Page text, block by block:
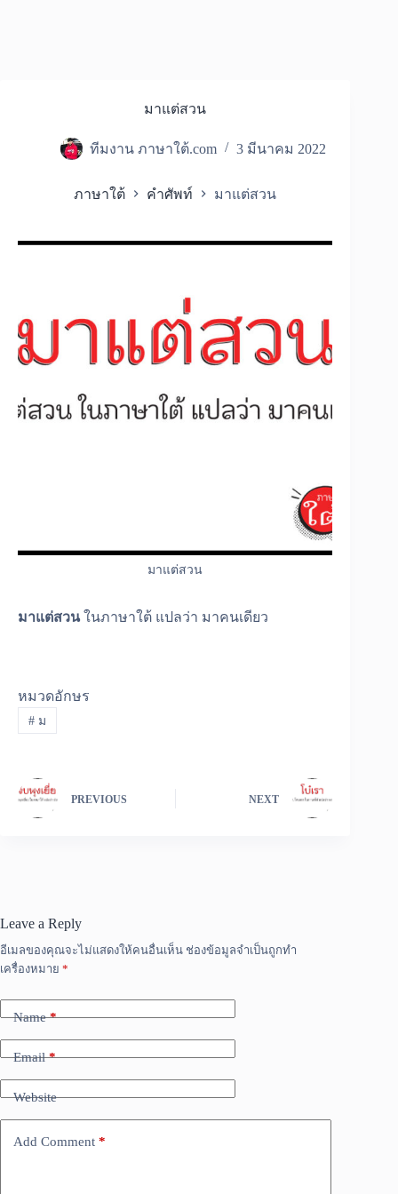
มาแต่สวน
ทีมงาน ภาษาใต้.com 3 มีนาคม 2022
ภาษาใต้ คำศัพท์ มาแต่สวน
มาแต่สวน
มาแต่สวนในภาษาใต้ แปลว่า มาคนเดียว
หมวดอักษร
#ม
PREVIOUS NEXT
Leave a Reply
อีเมลของคุณจะไม่แสดงให้คนอื่นเห็น ช่องข้อมูลจำเป็นถูกทำ
เครื่องหมาย *
Name*
Email*
Website
Add Comment *